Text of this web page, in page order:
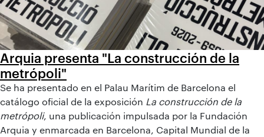
Arquia presenta "La construcción de la
metrópoli"
Se ha presentado en el Palau Marítim de Barcelona el
catálogo oficial de la exposición La construcción de la
metrópoli, una publicación impulsada por la Fundación
Arquia y enmarcada en Barcelona, Capital Mundial de la